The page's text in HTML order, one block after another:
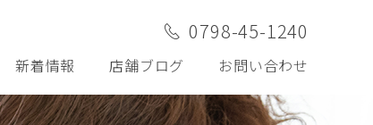
0798-45-1240
新着情報 店舗ブログ お問い合わせ